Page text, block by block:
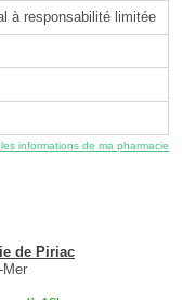
à responsabilité limitée
informations de ma pharmacie
de Piriac
Mer